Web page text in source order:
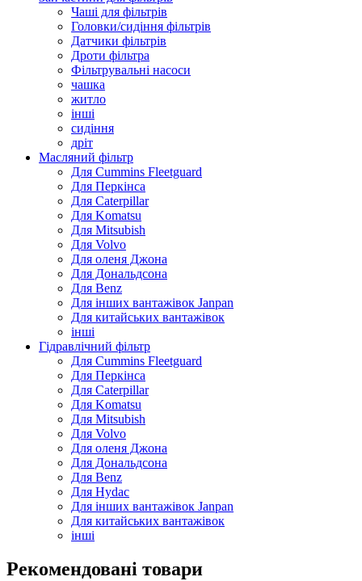
Чаші для фільтрів
Головки/сидіння фільтрів
Датчики фільтрів
Дроти фільтра
Фільтрувальні насоси
чашка
житло
інші
сидіння
дріт
Масляний фільтр
Для Cummins Fleetguard
Для Перкінса
Для Caterpillar
Для Komatsu
Для Mitsubish
Для Volvo
Для оленя Джона
Для Дональдсона
Для Benz
Для інших вантажівок Janpan
Для китайських вантажівок
інші
Гідравлічний фільтр
Для Cummins Fleetguard
Для Перкінса
Для Caterpillar
Для Komatsu
Для Mitsubish
Для Volvo
Для оленя Джона
Для Дональдсона
Для Benz
Для Hydac
Для інших вантажівок Janpan
Для китайських вантажівок
інші
Рекомендовані товари